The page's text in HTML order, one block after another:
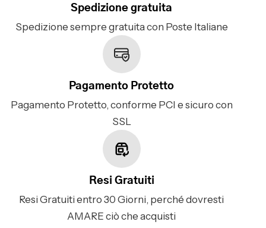
Spedizione gratuita
Spedizione sempre gratuita con Poste Italiane
Pagamento Protetto
Pagamento Protetto, conforme PCI e sicuro con
SSL
Resi Gratuiti
Resi Gratuiti entro 30 Giorni, perché dovresti
AMARE ciò che acquisti